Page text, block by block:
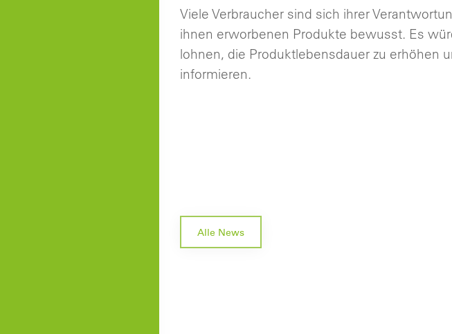
Viele Verbraucher sind sich ihrer
ihnen erworbenen Produkte bewusst. Es
lohnen, die Produktlebensdauer zu erhöhen
informieren.
Alle News